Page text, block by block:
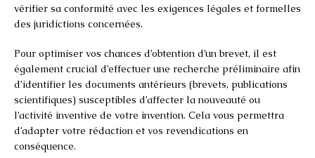
vérifier sa conformité avec les exigences légales et formelles
des juridictions concernées.
Pour optimiser vos chances d’obtention d’un brevet, il est
également crucial d’effectuer une recherche préliminaire afin
d’identifier les documents antérieurs (brevets, publications
scientifiques) susceptibles d’affecter la nouveauté ou
l’activité inventive de votre invention. Cela vous permettra
d’adapter votre rédaction et vos revendications en
conséquence.